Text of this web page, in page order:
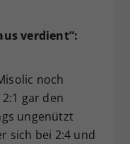
verdient“:
noch
gar den
ungenützt
sich bei 2:4 und